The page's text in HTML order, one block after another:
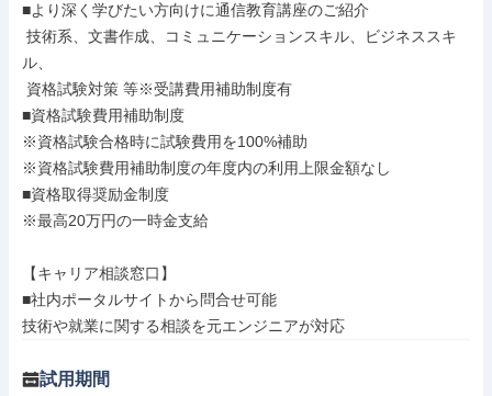
■より深く学びたい方向けに通信教育講座のご紹介
ル、
■資格試験費用補助制度
※資格試験合格時に試験費用を100%補助
※資格試験費用補助制度の年度内の利用上限金額なし
■資格取得奨励金制度
※最高20万円の一時金支給
【キャリア相談窓口】
■社内ポータルサイトから問合せ可能
技術や就業に関する相談を元エンジニアが対応
試用期間